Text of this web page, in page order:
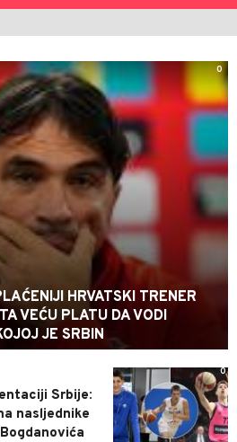
0
HRVATSKI TRENER
VEĆU PLATU DA VODI
JE SRBIN
0
Srbije:
nasljednike